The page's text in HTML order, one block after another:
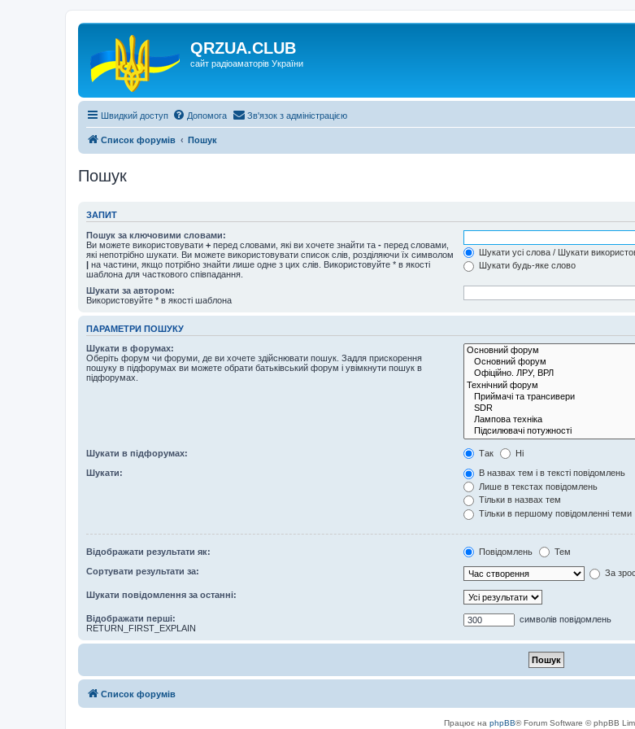
QRZUA.CLUB
сайт радіоаматорів України
Швидкий доступ Допомога Зв'язок з адміністрацією
Список форумів Пошук
Пошук
ЗАПИТ
Пошук за ключовими словами:
Ви можете використовувати + перед словами, які ви хочете знайти та - перед словами,
які непотрібно шукати. Ви можете використовувати список слів, розділяючи їх символом
| на частини, якщо потрібно знайти лише одне з цих слів. Використовуйте * в якості
шаблона для часткового співпадання.
Шукати усі слова / Шукати
Шукати будь-яке слово
Шукати за автором:
Використовуйте * в якості шаблона
ПАРАМЕТРИ ПОШУКУ
Шукати в форумах:
Оберіть форум чи форуми, де ви хочете здійснювати пошук. Задля прискорення
пошуку в підфорумах ви можете обрати батьківський форум і увімкнути пошук в
підфорумах.
Шукати в підфорумах: Так Ні
Шукати:
В назвах тем і в тексті повідомлень
Лише в текстах повідомлень
Тільки в назвах тем
Тільки в першому повідомленні теми
Відображати результати як: Повідомлень Тем
Сортувати результати за: За
Шукати повідомлення за останні:
Відображати перші:
RETURN_FIRST_EXPLAIN
символів повідомлень
Список форумів
Працює на phpBB® Forum Software © phpBB